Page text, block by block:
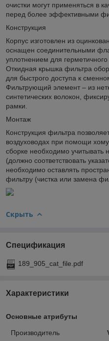
очистки могут применяться в
перед более эффективными
Конструкция
Корпус изготовлен из
оснащен соединительными
уплотнением для
Откидная крышка фильтра
для быстрого доступа к
Фильтрующий элемент – из
синтетических волокон,
рамки.
Монтаж
Конструкция фильтра
воздуховодах при помощи
сборке необходимо учитывать
(должно соответствовать
необходимо оставлять
фильтру (чистка или замена
Скрыть
Спецификация
189_905_cat_file.pdf
Характеристики
Основные атрибуты
Производитель